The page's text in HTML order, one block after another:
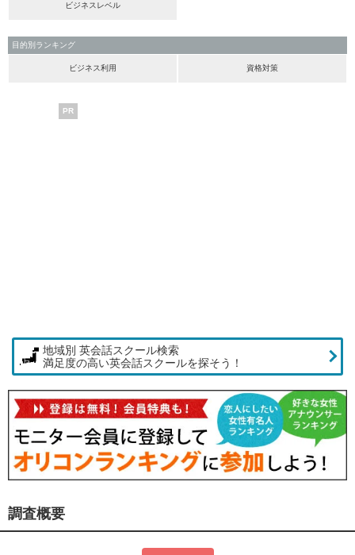
ビジネスレベル
目的別ランキング
ビジネス利用 資格対策
PR
地域別 英会話スクール検索
満足度の高い英会話スクールを探そう！
調査概要